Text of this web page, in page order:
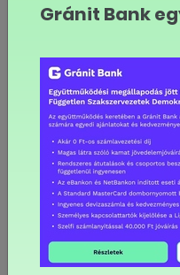
Kiderült, ki vezeti
Javaslat az országos
fórumának létrehozására
Visszatérne a
fórum létrehozását
Új társadalmi
szakszervezetek a
Gránit Bank